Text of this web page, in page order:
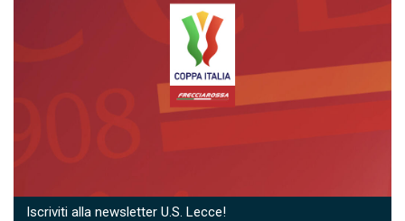
Iscriviti alla newsletter U.S. Lecce!